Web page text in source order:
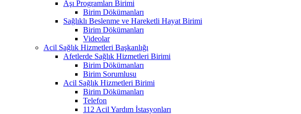
Aşı Programları Birimi
Birim Dökümanları
Sağlıklı Beslenme ve Hareketli Hayat Birimi
Birim Dökümanları
Videolar
Acil Sağlık Hizmetleri Başkanlığı
Afetlerde Sağlık Hizmetleri Birimi
Birim Dökümanları
Birim Sorumlusu
Acil Sağlık Hizmetleri Birimi
Birim Dökümanları
Telefon
112 Acil Yardım İstasyonları